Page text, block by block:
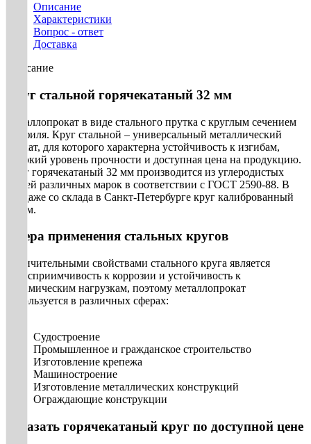
Описание
Характеристики
Вопрос - ответ
Доставка
Описание
Круг стальной горячекатаный 32 мм
Металлопрокат в виде стального прутка с круглым сечением
профиля. Круг стальной – универсальный металлический
прокат, для которого характерна устойчивость к изгибам,
высокий уровень прочности и доступная цена на продукцию.
Круг горячекатаный 32 мм производится из углеродистых
сталей различных марок в соответствии с ГОСТ 2590-88. В
продаже со склада в Санкт-Петербурге круг калиброванный
32 мм.
Сфера применения стальных кругов
Отличительными свойствами стального круга является
невосприимчивость к коррозии и устойчивость к
динамическим нагрузкам, поэтому металлопрокат
используется в различных сферах:
Судостроение
Промышленное и гражданское строительство
Изготовление крепежа
Машиностроение
Изготовление металлических конструкций
Ограждающие конструкции
Заказать горячекатаный круг по доступной цене